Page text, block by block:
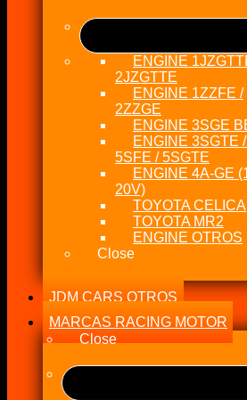
ENGINE
2JZGTTE
ENGINE 1ZZFE /
2ZZGE
ENGINE 3SGE
ENGINE 3SGTE
5SFE / 5SGTE
ENGINE 4A-GE
20V)
TOYOTA CELICA
TOYOTA MR2
ENGINE OTROS
Close
JDM CARS OTROS
MARCAS RACING MOTOR
Close